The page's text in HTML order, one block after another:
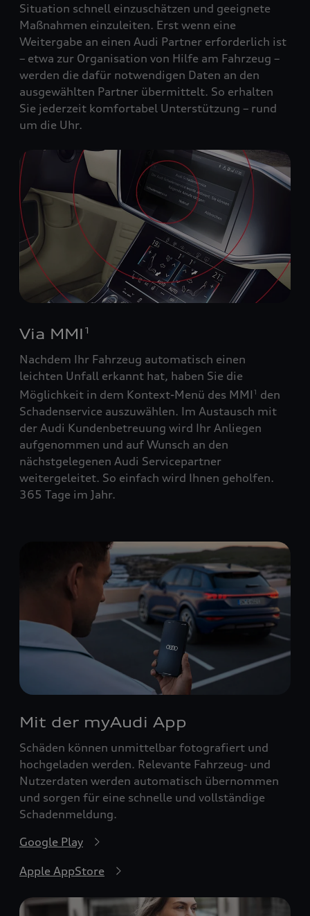
Situation schnell einzuschätzen und geeignete
Maßnahmen einzuleiten. Erst wenn eine
Weitergabe an einen Audi Partner erforderlich ist
– etwa zur Organisation von Hilfe am Fahrzeug –
werden die dafür notwendigen Daten an den
ausgewählten Partner übermittelt. So erhalten
Sie jederzeit komfortabel Unterstützung – rund
um die Uhr.
Via MMI 1
Nachdem Ihr Fahrzeug automatisch einen
leichten Unfall erkannt hat, haben Sie die
Möglichkeit in dem Kontext-Menü des MMI 1
den
Schadenservice auszuwählen. Im Austausch mit
der Audi Kundenbetreuung wird Ihr Anliegen
aufgenommen und auf Wunsch an den
nächstgelegenen Audi Servicepartner
weitergeleitet. So einfach wird Ihnen geholfen.
365 Tage im Jahr.
Mit der myAudi App
Schäden können unmittelbar fotografiert und
hochgeladen werden. Relevante Fahrzeug‑ und
Nutzerdaten werden automatisch übernommen
und sorgen für eine schnelle und vollständige
Schadenmeldung.
Google Play
Apple AppStore